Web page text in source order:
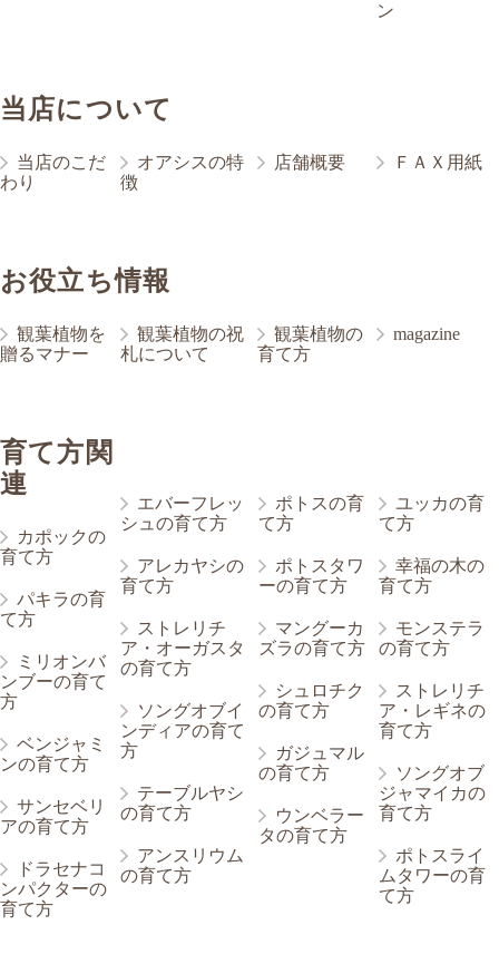
ン
当店について
当店のこだ
わり
オアシスの特
徴
店舗概要 ＦＡＸ用紙
お役立ち情報
観葉植物を
贈るマナー
観葉植物の祝
札について
観葉植物の
育て方
magazine
育て方関
連
カポックの
育て方
パキラの育
て方
ミリオンバ
ンブーの育て
方
ベンジャミ
ンの育て方
サンセベリ
アの育て方
ドラセナコ
ンパクターの
育て方
エバーフレッ
シュの育て方
アレカヤシの
育て方
ストレリチ
ア・オーガスタ
の育て方
ソングオブイ
ンディアの育て
方
テーブルヤシ
の育て方
アンスリウム
の育て方
ポトスの育
て方
ポトスタワ
ーの育て方
マングーカ
ズラの育て方
シュロチク
の育て方
ガジュマル
の育て方
ウンベラー
タの育て方
ユッカの育
て方
幸福の木の
育て方
モンステラ
の育て方
ストレリチ
ア・レギネの
育て方
ソングオブ
ジャマイカの
育て方
ポトスライ
ムタワーの育
て方